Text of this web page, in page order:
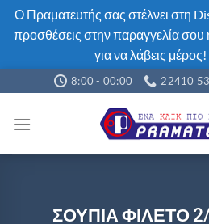
Ο Πραματευτής σας στέλνει στη
προσθέσεις στην παραγγελία
για να λάβεις μέρος!
Μετάβαση
στο
περιεχόμενο
8:00 - 00:00 22410
ΣΟΥΠΙΑ ΦΙΛΕΤΟ 2/